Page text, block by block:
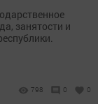
занятости и
798 0 0